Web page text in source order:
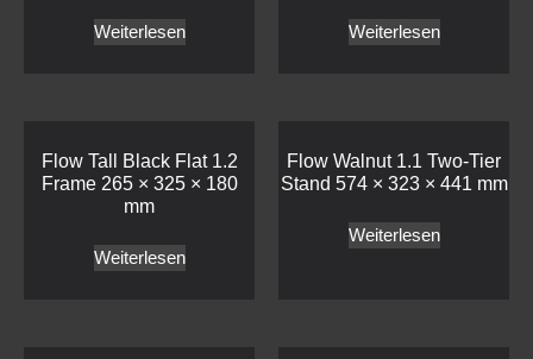
Weiterlesen Weiterlesen
Flow Tall Black Flat 1.2
Frame 265 × 325 × 180
mm
Weiterlesen
Flow Walnut 1.1 Two-Tier
Stand 574 × 323 × 441 mm
Weiterlesen